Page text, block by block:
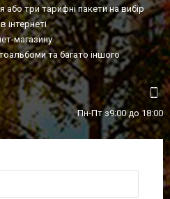
три тарифні пакети на вибір
магазину
та багато іншого
Пн-Пт з9:00 до 18:00